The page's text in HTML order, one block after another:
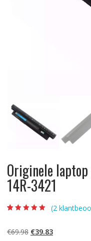
Originele
14R-3421
gebaseerd op
klantbeoordelinge
(2
€69.98 Oorspronkelijke
€39.83Huidige